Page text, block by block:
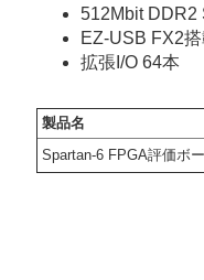
512Mbit DDR2
EZ-USB FX2搭
拡張I/O 64本
製品名
Spartan-6 FPGA評価ボ